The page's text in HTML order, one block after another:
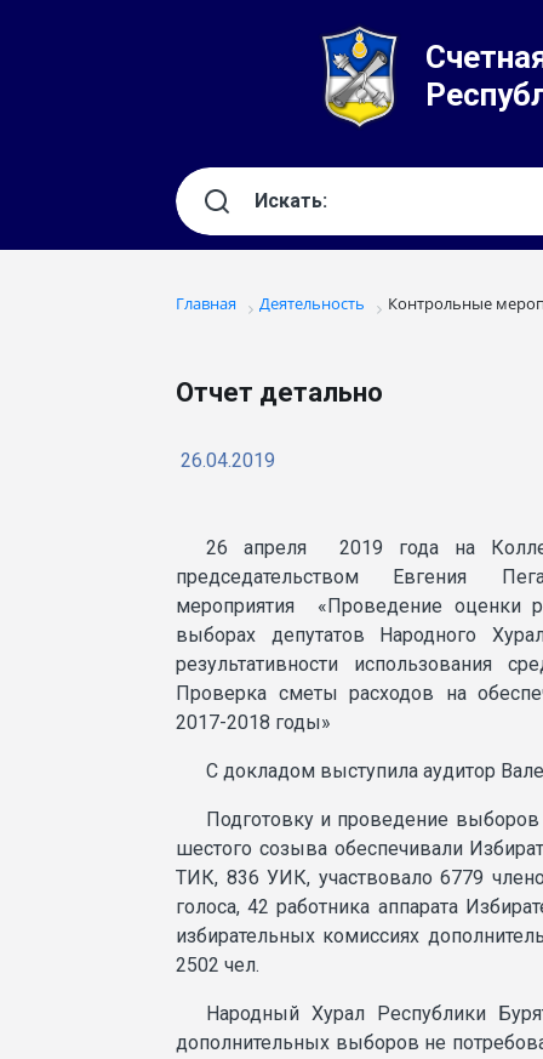
Главная Деятельность Контрольные
Отчет детально
26.04.2019
26 апреля 2019 года на
председательством Евгения
мероприятия «Проведение оценки
выборах депутатов Народного
результативности использования
Проверка сметы расходов на
2017-2018 годы»
С докладом выступила аудитор
Подготовку и проведение
шестого созыва обеспечивали
ТИК, 836 УИК, участвовало 6779
голоса, 42 работника аппарата
избирательных комиссиях
2502 чел.
Народный Хурал Республики
дополнительных выборов не